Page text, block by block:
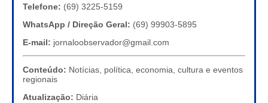
Telefone: (69) 3225-5159
WhatsApp / Direção Geral: (69) 99903-5895
E-mail: jornaloobservador@gmail.com
Conteúdo: Notícias, política, economia, cultura e eventos
regionais
Atualização: Diária